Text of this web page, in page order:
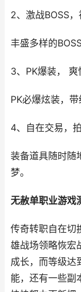
2、激战BOSS
丰盛多样的
3、PK爆装，
PK必爆炫装，带
4、自在交易，
装备道具随时随
梦。
无赦单职业游戏
传奇转职自在切
雄战场领略恢宏
成长，而等级达
能，还有一些副